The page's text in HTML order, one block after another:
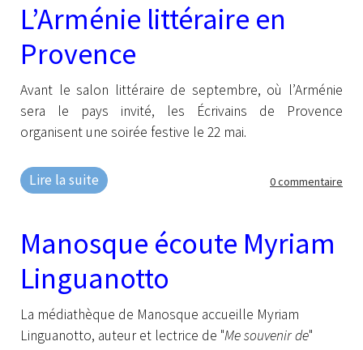
L’Arménie littéraire en
Provence
Avant le salon littéraire de septembre, où l’Arménie
sera le pays invité, les Écrivains de Provence
organisent une soirée festive le 22 mai.
Lire la suite 0 commentaire
Manosque écoute Myriam
Linguanotto
La médiathèque de Manosque accueille Myriam
Linguanotto, auteur et lectrice de "Me souvenir de"